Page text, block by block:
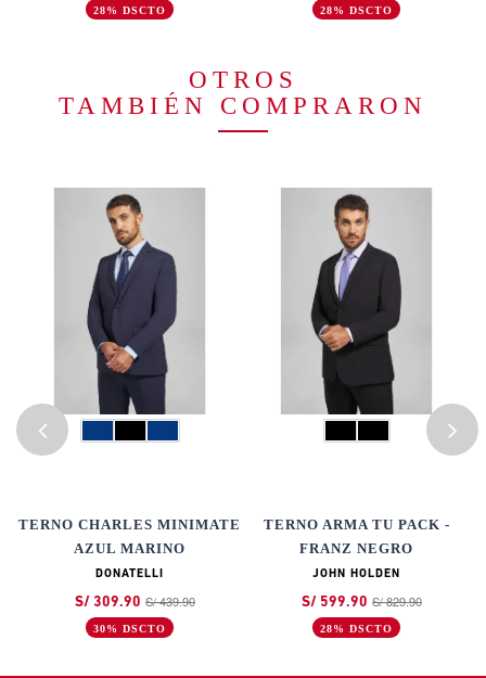
28% DSCTO 28% DSCTO
OTROS
TAMBIÉN COMPRARON
TERNO CHARLES MINIMATE
AZUL MARINO
DONATELLI
S/ 309.90 S/ 439.90
30% DSCTO
TERNO ARMA TU PACK -
FRANZ NEGRO
JOHN HOLDEN
S/ 599.90 S/ 829.90
28% DSCTO